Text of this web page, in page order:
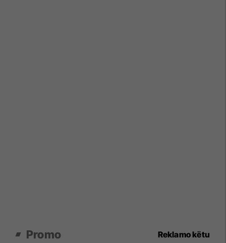
Promo Reklamo këtu